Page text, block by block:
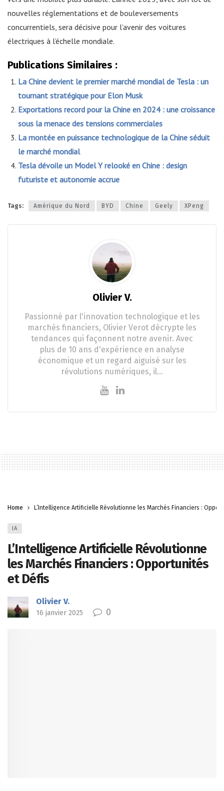
nouvelles réglementations et de bouleversements
concurrentiels, sera décisive pour l’avenir des voitures
électriques à l’échelle mondiale.
Publications Similaires :
La Chine devient le premier marché mondial de Tesla : un
tournant stratégique pour Elon Musk
Exportations record pour la Chine en 2024 : une croissance
sous la menace des tensions commerciales
La montée en puissance technologique de la Chine séduit
le marché mondial
Tesla dévoile un Model Y relooké en Chine : design
futuriste et autonomie accrue
Tags: Amérique du Nord BYD Chine Geely XPeng
Olivier V.
Passionné par l'innovation technologique et les
marchés financiers, Olivier Verot décrypte les
tendances qui façonnent notre avenir. Avec
plus de 10 ans d'expérience en analyse
économique et un regard aiguisé sur les
révolutions numériques, il…
Home L’Intelligence Artificielle Révolutionne les Marchés Financiers :
IA
L’Intelligence Artificielle Révolutionne
les Marchés Financiers : Opportunités
et Défis
Olivier V.
16 janvier 2025 0